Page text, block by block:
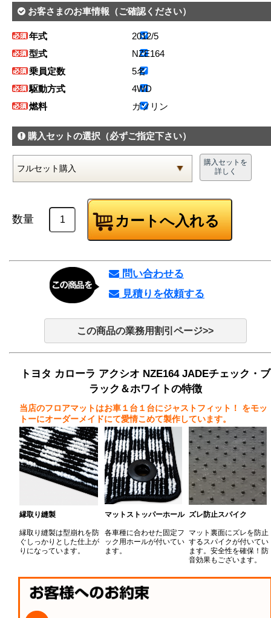
お客さまのお車情報 （ご確認ください）
年式
2012/5
型式
NZE164
乗員定数
5名
駆動方式
4WD
燃料
ガソリン
購入セットの選択 （必ずご指定下さい）
購入セットを
詳しく
数量
問い合わせる
見積りを依頼する
この商品の業務用割引ページ>>
トヨタ カローラ アクシオ NZE164 JADEチェック・ブ
ラック＆ホワイトの特徴
当店のフロアマットはお車１台１台にジャストフィット！
をモッ
トーにオーダーメイドにて愛情こめて製作しています。
縁取り縫製
縁取り縫製は型崩れを防
ぐしっかりとした仕上が
りになっています。
マットストッパーホール
各車種に合わせた固定フ
ック用ホールが付いてい
ます。
ズレ防止スパイク
マット裏面にズレを防止
するスパイクが付いてい
ます。安全性を確保！防
音効果もございます。